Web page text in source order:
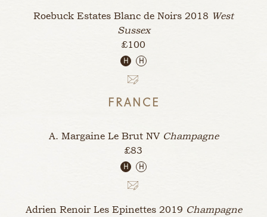
Roebuck Estates Blanc de Noirs 2018 West
Sussex
£100
H H
FRANCE
A. Margaine Le Brut NV Champagne
£83
H H
Adrien Renoir Les Epinettes 2019 Champagne